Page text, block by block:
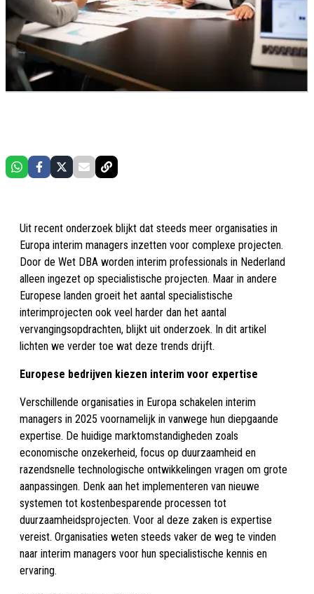
Uit recent onderzoek blijkt dat steeds meer organisaties in
Europa interim managers inzetten voor complexe projecten.
Door de Wet DBA worden interim professionals in Nederland
alleen ingezet op specialistische projecten. Maar in andere
Europese landen groeit het aantal specialistische
interimprojecten ook veel harder dan het aantal
vervangingsopdrachten, blijkt uit onderzoek. In dit artikel
lichten we verder toe wat deze trends drijft.
Europese bedrijven kiezen interim voor expertise
Verschillende organisaties in Europa schakelen interim
managers in 2025 voornamelijk in vanwege hun diepgaande
expertise. De huidige marktomstandigheden zoals
economische onzekerheid, focus op duurzaamheid en
razendsnelle technologische ontwikkelingen vragen om grote
aanpassingen. Denk aan het implementeren van nieuwe
systemen tot kostenbesparende processen tot
duurzaamheidsprojecten. Voor al deze zaken is expertise
vereist. Organisaties weten steeds vaker de weg te vinden
naar interim managers voor hun specialistische kennis en
ervaring.